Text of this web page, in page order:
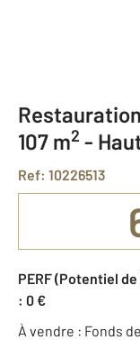
107 m2 -
Ref: 10226513
PERF (Potentiel
: 0 €
À vendre : Fonds